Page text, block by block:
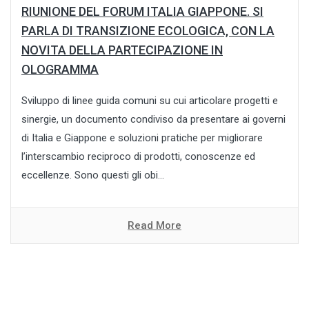
RIUNIONE DEL FORUM ITALIA GIAPPONE. SI
PARLA DI TRANSIZIONE ECOLOGICA, CON LA
NOVITA DELLA PARTECIPAZIONE IN
OLOGRAMMA
Sviluppo di linee guida comuni su cui articolare progetti e
sinergie, un documento condiviso da presentare ai governi
di Italia e Giappone e soluzioni pratiche per migliorare
l’interscambio reciproco di prodotti, conoscenze ed
eccellenze. Sono questi gli obi...
Read More